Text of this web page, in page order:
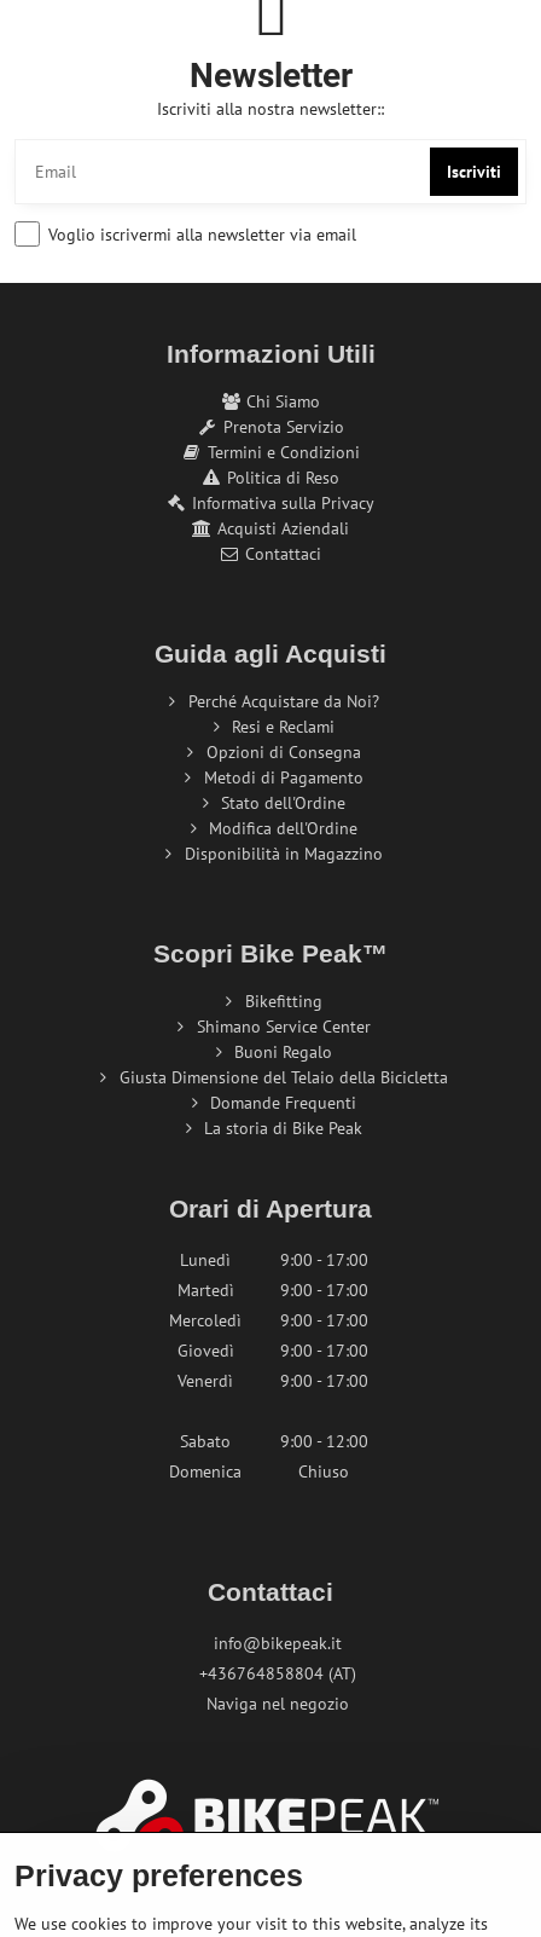
Newsletter
Iscriviti alla nostra newsletter::
Iscriviti
Voglio iscrivermi alla newsletter via email
Informazioni Utili
Chi Siamo
Prenota Servizio
Termini e Condizioni
Politica di Reso
Informativa sulla Privacy
Acquisti Aziendali
Contattaci
Guida agli Acquisti
Perché Acquistare da Noi?
Resi e Reclami
Opzioni di Consegna
Metodi di Pagamento
Stato dell'Ordine
Modifica dell'Ordine
Disponibilità in Magazzino
Scopri Bike Peak™
Bikefitting
Shimano Service Center
Buoni Regalo
Giusta Dimensione del Telaio della Bicicletta
Domande Frequenti
La storia di Bike Peak
Orari di Apertura
Lunedì
9:00 - 17:00
Martedì
9:00 - 17:00
Mercoledì
9:00 - 17:00
Giovedì
9:00 - 17:00
Venerdì
9:00 - 17:00
Sabato
9:00 - 12:00
Domenica
Chiuso
Contattaci
info@bikepeak.it
+436764858804 (AT)
Naviga nel negozio
Privacy preferences
We use cookies to improve your visit to this website, analyze its